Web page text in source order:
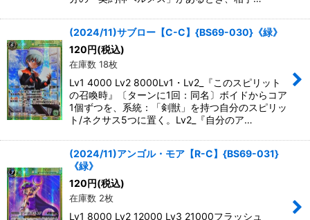
(2024/11)サブロー【C-C】{BS69-030}《緑》
120 円(税込)
在庫数 18枚
Lv1 4000 Lv2 8000Lv1・Lv2_『このスピリット
の召喚時』〔ターンに1回：同名〕ボイドからコア
1個ずつを、系統：「剣獣」を持つ自分のスピリッ
ト/ネクサス5つに置く。Lv2_『自分のア…
(2024/11)アンゴル・モア【R-C】{BS69-031}
《緑》
120 円(税込)
在庫数 2枚
Lv1 8000 Lv2 12000 Lv3 21000フラッシュ